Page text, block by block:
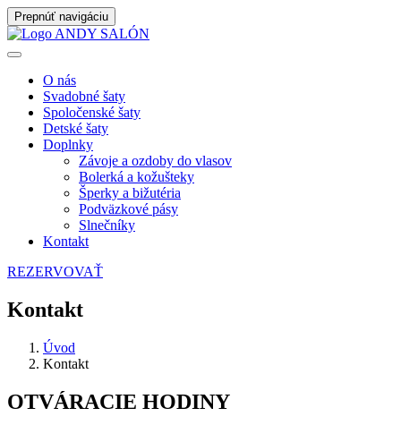
Prepnúť navigáciu
O nás
Svadobné šaty
Spoločenské šaty
Detské šaty
Doplnky
Závoje a ozdoby do vlasov
Bolerká a kožušteky
Šperky a bižutéria
Podväzkové pásy
Slnečníky
Kontakt
REZERVOVAŤ
Kontakt
Úvod
Kontakt
OTVÁRACIE HODINY